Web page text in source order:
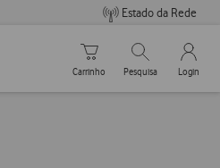
Estado da Rede
Carrinho de compras
Carrinho
Pesquisar
Pesquisa
My
Login